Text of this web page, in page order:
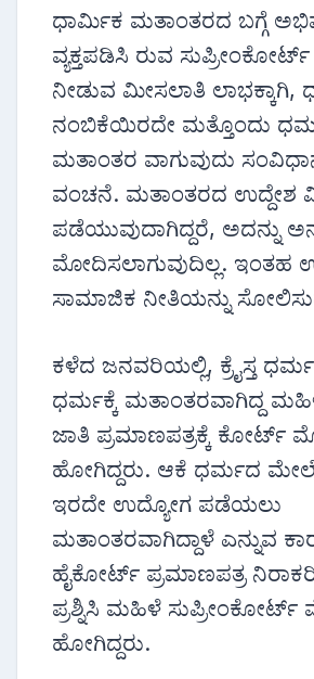
ಧಾರ್ಮಿಕ ಮತಾಂತರದ ಬಗ್ಗೆ
ವ್ಯಕ್ತಪಡಿಸಿ ರುವ ಸುಪ್ರೀಂಕೋರ್ಟ್
ನೀಡುವ ಮೀಸಲಾತಿ ಲಾಭಕ್ಕಾಗಿ,
ನಂಬಿಕೆಯಿರದೇ ಮತ್ತೊಂದು
ಮತಾಂತರ ವಾಗುವುದು
ವಂಚನೆ. ಮತಾಂತರದ ಉದ್ದೇಶ
ಪಡೆಯುವುದಾಗಿದ್ದರೆ, ಅದನ್ನು
ಮೋದಿಸಲಾಗುವುದಿಲ್ಲ. ಇಂತಹ
ಸಾಮಾಜಿಕ ನೀತಿಯನ್ನು
ಕಳೆದ ಜನವರಿಯಲ್ಲಿ, ಕ್ರೈಸ್ತ
ಧರ್ಮಕ್ಕೆ ಮತಾಂತರವಾಗಿದ್ದ
ಜಾತಿ ಪ್ರಮಾಣಪತ್ರಕ್ಕೆ ಕೋರ್ಟ್
ಹೋಗಿದ್ದರು. ಆಕೆ ಧರ್ಮದ
ಇರದೇ ಉದ್ಯೋಗ ಪಡೆಯಲು
ಮತಾಂತರವಾಗಿದ್ದಾಳೆ ಎನ್ನುವ
ಹೈಕೋರ್ಟ್ ಪ್ರಮಾಣಪತ್ರ
ಪ್ರಶ್ನಿಸಿ ಮಹಿಳೆ ಸುಪ್ರೀಂಕೋರ್ಟ್
ಹೋಗಿದ್ದರು.